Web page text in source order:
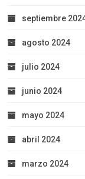
septiembre
agosto 2024
julio 2024
junio 2024
mayo 2024
abril 2024
marzo 2024